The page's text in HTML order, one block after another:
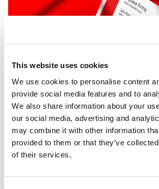
This website uses cookies
We use cookies to personalise content
provide social media features and to
We also share information about your
our social media, advertising and
may combine it with other information
provided to them or that they’ve
of their services.
Wizytówka – jak zrobić
spady?
22 listopada 2025
Czytaj więcej